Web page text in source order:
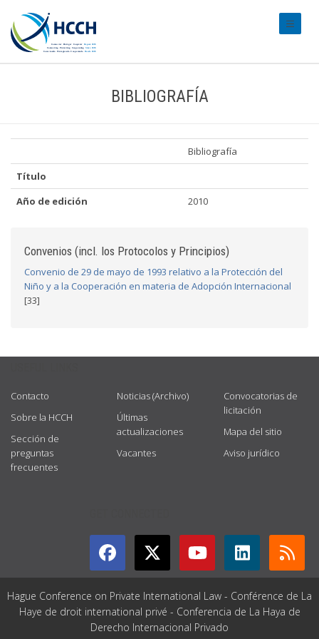
BIBLIOGRAFÍA
Bibliografía
Título
Año de edición
2010
Convenios (incl. los Protocolos y Principios)
Convenio de 29 de mayo de 1993 relativo a la Protección del
Niño y a la Cooperación en materia de Adopción Internacional
[33]
Contacto
Sobre la HCCH
Sección de
preguntas
frecuentes
Noticias (Archivo)
Últimas
actualizaciones
Vacantes
Convocatorias de
licitación
Mapa del sitio
Aviso jurídico
Hague Conference on Private International Law - Conférence de La
Haye de droit international privé - Conferencia de La Haya de
Derecho Internacional Privado